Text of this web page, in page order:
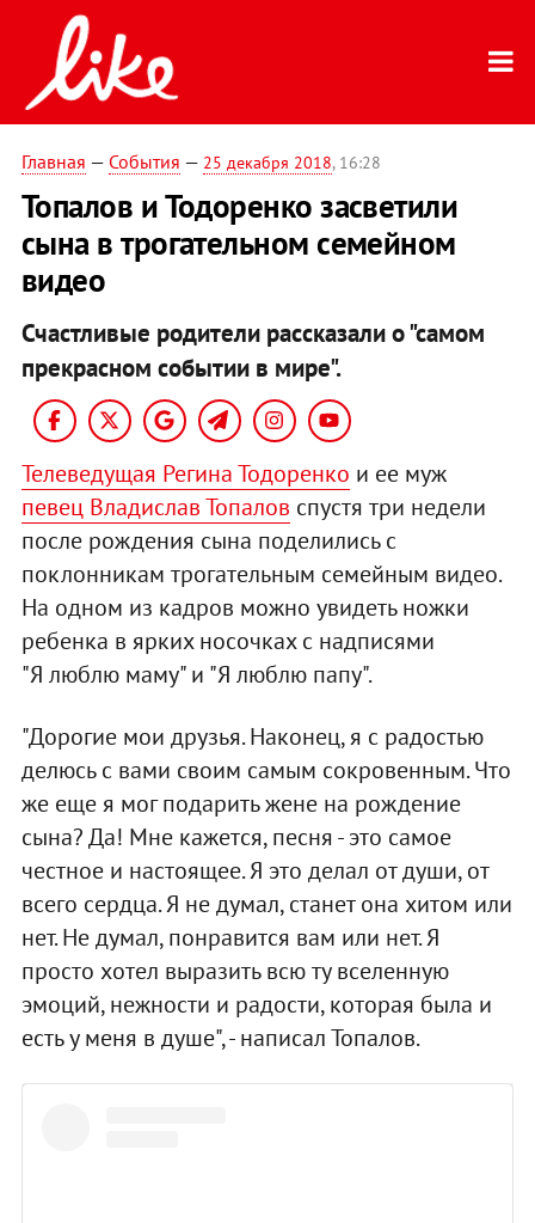
Главная — События — 25 декабря 2018, 16:28
Топалов и Тодоренко засветили
сына в трогательном семейном
видео
Счастливые родители рассказали о "самом
прекрасном событии в мире".
Телеведущая Регина Тодоренко и ее муж
певец Владислав Топалов спустя три недели
после рождения сына поделились с
поклонникам трогательным семейным видео.
На одном из кадров можно увидеть ножки
ребенка в ярких носочках с надписями
"Я люблю маму" и "Я люблю папу".
"Дорогие мои друзья. Наконец, я с радостью
делюсь с вами своим самым сокровенным. Что
же еще я мог подарить жене на рождение
сына? Да! Мне кажется, песня - это самое
честное и настоящее. Я это делал от души, от
всего сердца. Я не думал, станет она хитом или
нет. Не думал, понравится вам или нет. Я
просто хотел выразить всю ту вселенную
эмоций, нежности и радости, которая была и
есть у меня в душе", - написал Топалов.